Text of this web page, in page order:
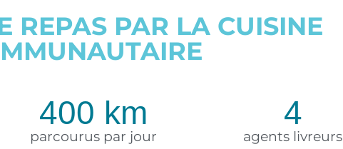
REPAS PAR LA CUISINE
parcourus par jour
400 km
agents livreurs
4